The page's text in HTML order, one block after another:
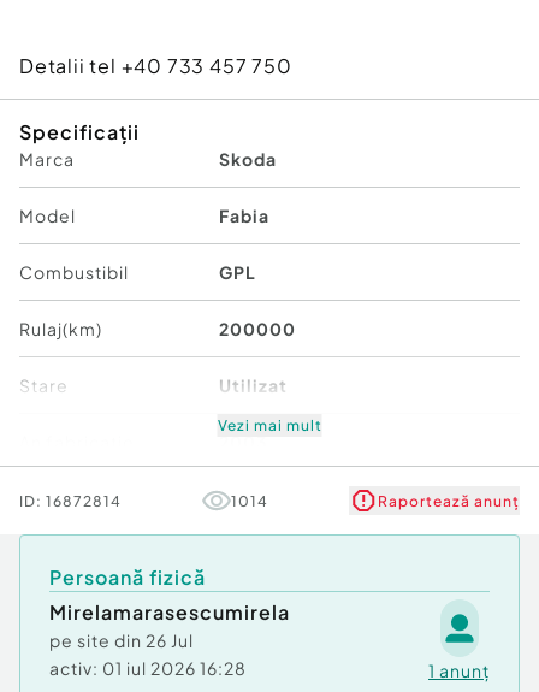
Detalii tel +40 733 457 750
Specificații
Marca Skoda
Model Fabia
Combustibil GPL
Rulaj(km) 200000
Stare Utilizat
Verifică km
Vezi mai mult
ID: 16872814 1014 Raportează anunț
Persoană fizică
Mirelamarasescumirela
pe site din 26 Jul
activ: 01 iul 2026 16:28 1 anunț